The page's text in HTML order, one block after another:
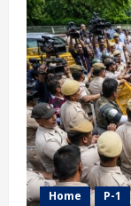
Home P-1